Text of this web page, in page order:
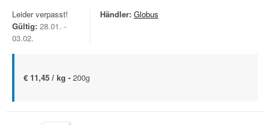
Leider verpasst!
Gültig: 28.01. -
03.02.
Händler: Globus
€ 11,45 / kg - 200g